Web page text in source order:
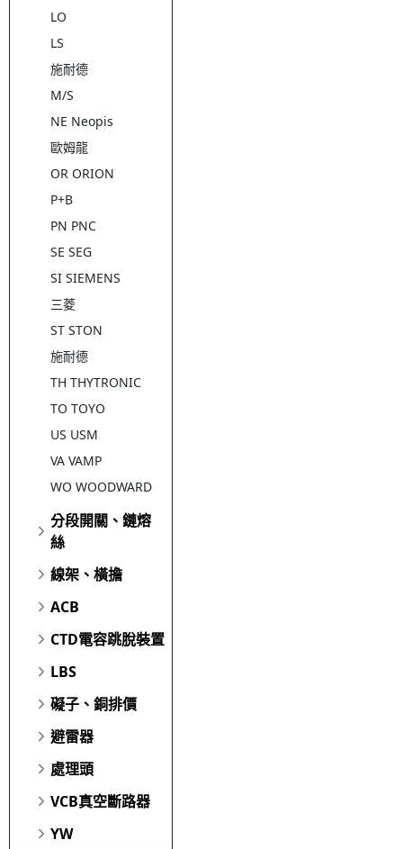
LO
LS
施耐德
M/S
NE Neopis
歐姆龍
OR ORION
P+B
PN PNC
SE SEG
SI SIEMENS
三菱
ST STON
施耐德
TH THYTRONIC
TO TOYO
US USM
VA VAMP
WO WOODWARD
分段開關、鏈熔
絲
線架、橫擔
ACB
CTD電容跳脫裝置
LBS
礙子、銅排價
避雷器
處理頭
VCB真空斷路器
YW